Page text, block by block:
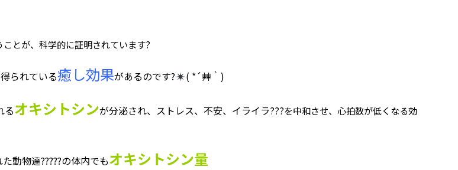
とが、科学的に証明されています?
られている癒し効果があるのです? ( *´艸｀)
るオキシトシンが分泌され、ストレス、不安、イライラ???を中和させ、心拍数が低くなる効
動物達?????の体内でもオキシトシン量